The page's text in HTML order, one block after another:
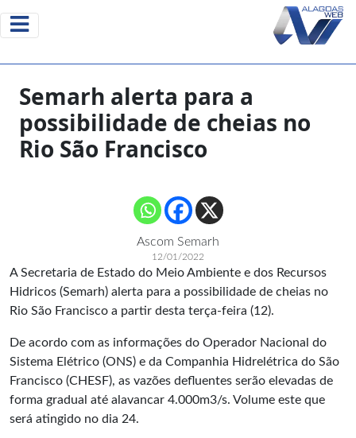
Semarh alerta para a
possibilidade de cheias no
Rio São Francisco
Ascom Semarh
12/01/2022
A Secretaria de Estado do Meio Ambiente e dos Recursos
Hidricos (Semarh) alerta para a possibilidade de cheias no
Rio São Francisco a partir desta terça-feira (12).
De acordo com as informações do Operador Nacional do
Sistema Elétrico (ONS) e da Companhia Hidrelétrica do São
Francisco (CHESF), as vazões defluentes serão elevadas de
forma gradual até alavancar 4.000m3/s. Volume este que
será atingido no dia 24.